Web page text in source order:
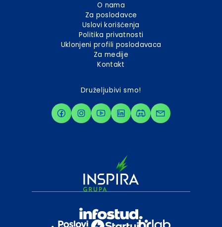
O nama
Za poslodavce
Uslovi korišćenja
Politika privatnosti
Uklonjeni profili poslodavaca
Za medije
Kontakt
Druželjubivi smo!